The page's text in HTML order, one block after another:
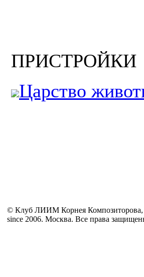
ПРИСТРОЙКИ
Царство
© Клуб ЛИИМ Корнея Композиторова,
since 2006. Москва. Все права